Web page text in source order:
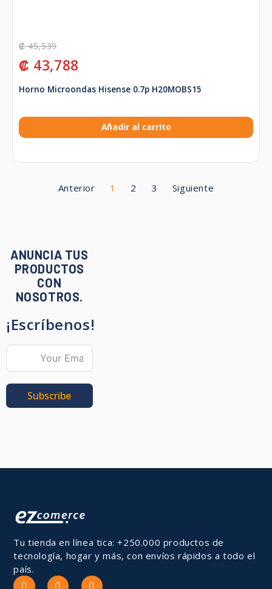
₡45,539
₡ 43,788
Horno Microondas Hisense 0.7p H20MOBS15
Añadir al carrito
Anterior 1 2 3 Siguiente
ANUNCIA TUS
PRODUCTOS
CON
NOSOTROS.
¡Escríbenos!
Subscribe
Tu tienda en línea tica: +250.000 productos de
tecnología, hogar y más, con envíos rápidos a todo el
país.